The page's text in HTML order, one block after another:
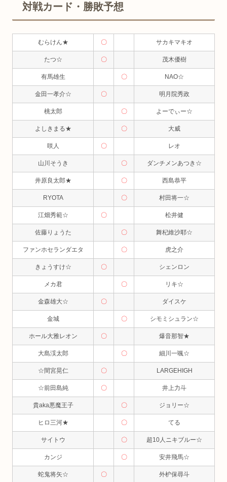
対戦カード・勝敗予想
むらけん★ 〇 サカキマキオ
たつ☆ 〇 茂木優樹
有馬雄生 〇 NAO☆
金田一孝介☆ 〇 明月院秀政
桃太郎 〇 よーでぃー☆
よしきまる★ 〇 大威
咲人 〇 レオ
山川そうき 〇 ダンチメンあつき☆
井原良太郎★ 〇 西島恭平
RYOTA 〇 村田将一☆
江畑秀範☆ 〇 松井健
佐藤りょうた 〇 舞杞維沙耶☆
ファンホセランダエタ 〇 虎之介
きょうすけ☆ 〇 シェンロン
メカ君 〇 リキ☆
金森雄大☆ 〇 ダイスケ
金城 〇 シモミシュラン☆
ホール大雅レオン 〇 爆音那智★
大島渓太郎 〇 細川一颯☆
☆間宮晃仁 〇 LARGEHIGH
☆前田島純 〇 井上力斗
貴aka悪魔王子 〇 ジョリー☆
ヒロ三河★ 〇 てる
サイトウ 〇 超10人ニキブルー☆
カンジ 〇 安井飛馬☆
蛇鬼将矢☆ 〇 外枦保尋斗